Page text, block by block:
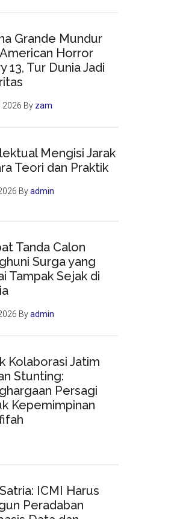
Grande Mundur
Horror
13, Tur Dunia Jadi
2026 By zam
Mengisi Jarak
Teori dan Praktik
Byadmin
Tanda Calon
Surga yang
Tampak Sejak di
Byadmin
Kolaborasi Jatim
Stunting:
Persagi
Kepemimpinan
ICMI Harus
Peradaban